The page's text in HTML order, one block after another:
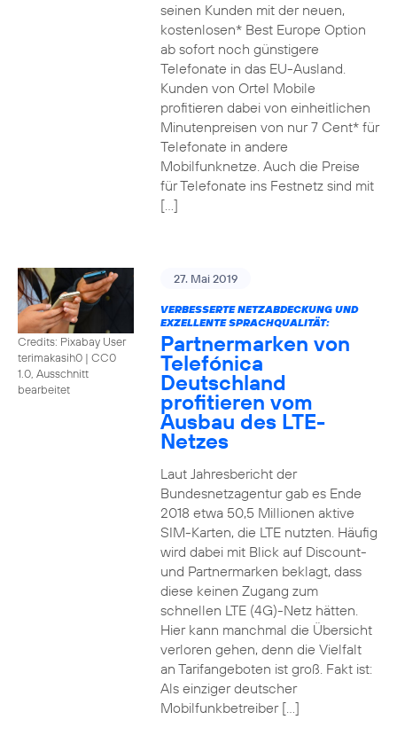
seinen Kunden mit der neuen,
kostenlosen* Best Europe Option
ab sofort noch günstigere
Telefonate in das EU-Ausland.
Kunden von Ortel Mobile
profitieren dabei von einheitlichen
Minutenpreisen von nur 7 Cent* für
Telefonate in andere
Mobilfunknetze. Auch die Preise
für Telefonate ins Festnetz sind mit
[…]
Credits: Pixabay User
terimakasih0 | CC0
1.0, Ausschnitt
bearbeitet
27. Mai 2019
VERBESSERTE NETZABDECKUNG UND
EXZELLENTE SPRACHQUALITÄT:
Partnermarken von
Telefónica
Deutschland
profitieren vom
Ausbau des LTE-
Netzes
Laut Jahresbericht der
Bundesnetzagentur gab es Ende
2018 etwa 50,5 Millionen aktive
SIM-Karten, die LTE nutzten. Häufig
wird dabei mit Blick auf Discount-
und Partnermarken beklagt, dass
diese keinen Zugang zum
schnellen LTE (4G)-Netz hätten.
Hier kann manchmal die Übersicht
verloren gehen, denn die Vielfalt
an Tarifangeboten ist groß. Fakt ist:
Als einziger deutscher
Mobilfunkbetreiber […]